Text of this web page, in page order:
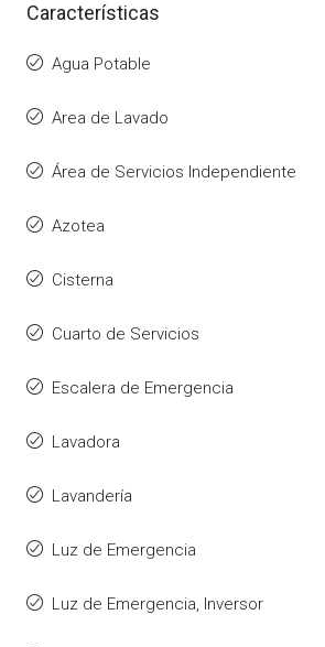
Características
Agua Potable
Area de Lavado
Área de Servicios Independiente
Azotea
Cisterna
Cuarto de Servicios
Escalera de Emergencia
Lavadora
Lavandería
Luz de Emergencia
Luz de Emergencia, Inversor